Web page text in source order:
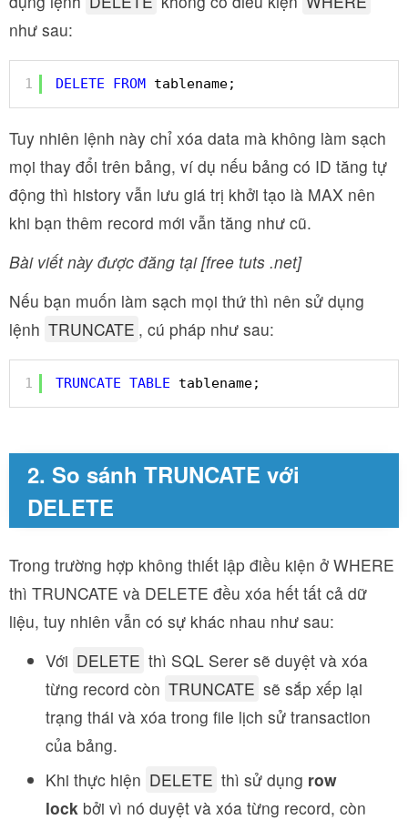
như sau:
1 DELETE FROM tablename;
Tuy nhiên lệnh này chỉ xóa data mà không làm sạch
mọi thay đổi trên bảng, ví dụ nếu bảng có ID tăng tự
động thì history vẫn lưu giá trị khởi tạo là MAX nên
khi bạn thêm record mới vẫn tăng như cũ.
Bài viết này được đăng tại [free tuts .net]
Nếu bạn muốn làm sạch mọi thứ thì nên sử dụng
lệnh TRUNCATE , cú pháp như sau:
1 TRUNCATE TABLE tablename;
2. So sánh TRUNCATE với
DELETE
Trong trường hợp không thiết lập điều kiện ở WHERE
thì TRUNCATE và DELETE đều xóa hết tất cả dữ
liệu, tuy nhiên vẫn có sự khác nhau như sau:
Với DELETE thì SQL Serer sẽ duyệt và xóa
từng record còn TRUNCATE sẽ sắp xếp lại
trạng thái và xóa trong file lịch sử transaction
của bảng.
Khi thực hiện DELETE thì sử dụng row
lock bởi vì nó duyệt và xóa từng record, còn